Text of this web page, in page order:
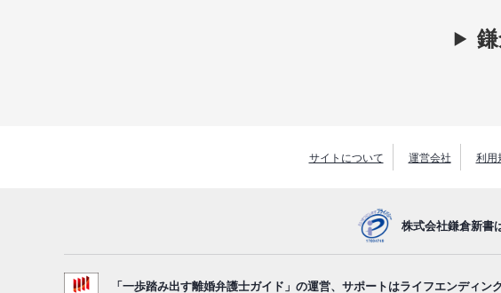
サイトについて 運営会社 利用
株式会社鎌倉新書
「一歩踏み出す離婚弁護士ガイド」の運営、サポートはライフエンディ